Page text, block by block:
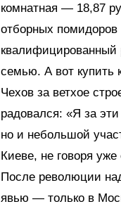
комнатная — 18,87
отборных помидоров
квалифицированный
семью. А вот купить
Чехов за ветхое
радовался: «Я за
но и небольшой
Киеве, не говоря
После революции
явью — только в